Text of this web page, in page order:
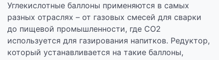
Углекислотные баллоны применяются в самых
разных отраслях – от газовых смесей для сварки
до пищевой промышленности, где CO2
используется для газирования напитков. Редуктор,
который устанавливается на такие баллоны,